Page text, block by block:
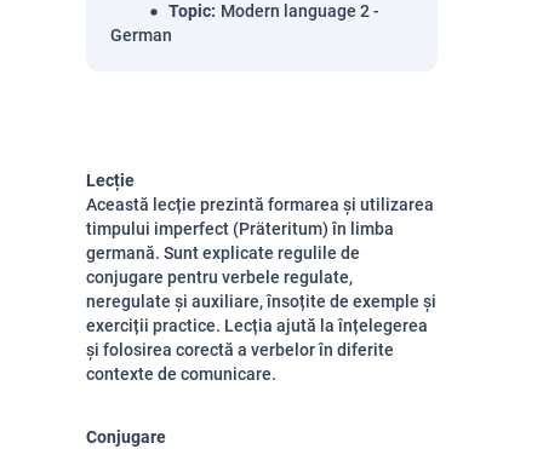
Topic: Modern language 2 -
German
Lecție
Această lecție prezintă formarea și utilizarea
timpului imperfect (Präteritum) în limba
germană. Sunt explicate regulile de
conjugare pentru verbele regulate,
neregulate și auxiliare, însoțite de exemple și
exerciții practice. Lecția ajută la înțelegerea
și folosirea corectă a verbelor în diferite
contexte de comunicare.
Conjugare